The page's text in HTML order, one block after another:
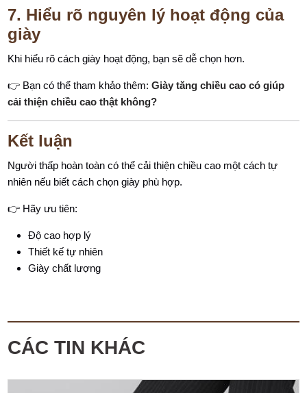
7. Hiểu rõ nguyên lý hoạt động của
giày
Khi hiểu rõ cách giày hoạt động, bạn sẽ dễ chọn hơn.
👉 Bạn có thể tham khảo thêm: Giày tăng chiều cao có giúp
cải thiện chiều cao thật không?
Kết luận
Người thấp hoàn toàn có thể cải thiện chiều cao một cách tự
nhiên nếu biết cách chọn giày phù hợp.
👉 Hãy ưu tiên:
Độ cao hợp lý
Thiết kế tự nhiên
Giày chất lượng
CÁC TIN KHÁC